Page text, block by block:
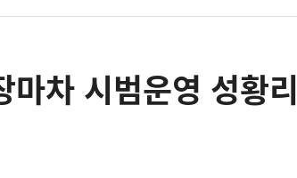
차 시범운영 성황리